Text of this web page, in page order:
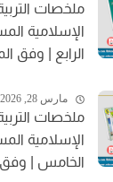
ملخصات
الإسلامية
الرابع | وفق
مارس 28, 2026
ملخصات
الإسلامية
الخامس | وفق